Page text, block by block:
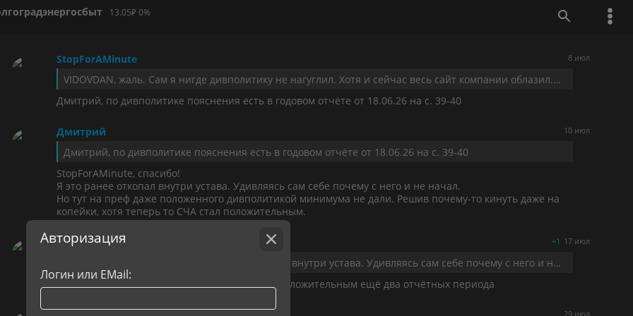
13.05₽0%
StopForAMinute
VIDOVDAN, жаль. Сам я нигде дивполитику не нагуглил. Хотя и сейчас весь сайт компании облазил. По-прежнему нет. При этом ещё и позвонить нек...
Дмитрий, по дивполитике пояснения есть в годовом отчёте от 18.06.26 на с. 39-40
8 июл
Дмитрий
Дмитрий, по дивполитике пояснения есть в годовом отчёте от 18.06.26 на с. 39-40
StopForAMinute, спасибо!
Я это ранее откопал внутри устава. Удивляясь сам себе почему с него и не начал.
Но тут на преф даже положенного дивполитикой минимума не дали. Решив почему-то кинуть даже на
копейки, хотя теперь то СЧА стал положительным.
10 июл
StopForAMinute
Я это ранее откопал внутри устава. Удивляясь сам себе почему с него и не начал.
Дмитрий, как там написано, он должен быть положительным ещё два отчётных периода
17 июл
+1
29 июл
Авторизация
Логин или EMail: